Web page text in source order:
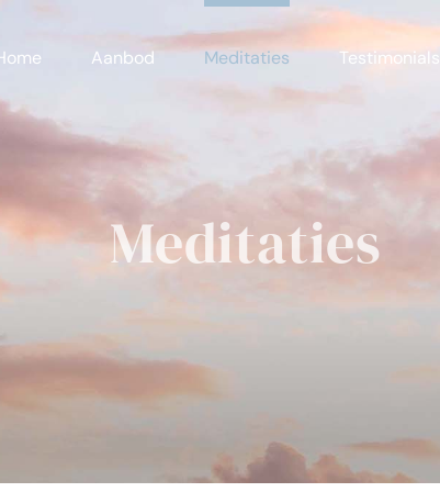
Aanbod Meditaties Testimonials
Meditaties